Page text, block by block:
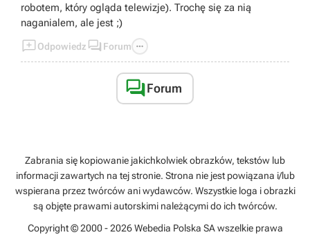
robotem, który ogląda telewizje). Trochę się za nią
naganialem, ale jest ;)
Odpowiedz  Forum 
Forum
Zabrania się kopiowanie jakichkolwiek obrazków, tekstów lub
informacji zawartych na tej stronie. Strona nie jest powiązana i/lub
wspierana przez twórców ani wydawców. Wszystkie loga i obrazki
są objęte prawami autorskimi należącymi do ich twórców.
Copyright © 2000 - 2026 Webedia Polska SA wszelkie prawa